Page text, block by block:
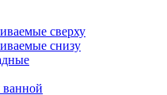
сверху
снизу
ванной